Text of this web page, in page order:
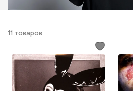
11 товаров